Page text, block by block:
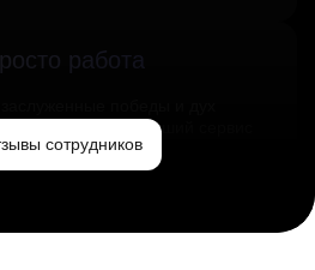
работа
и создаём лучший сервис
сотрудников